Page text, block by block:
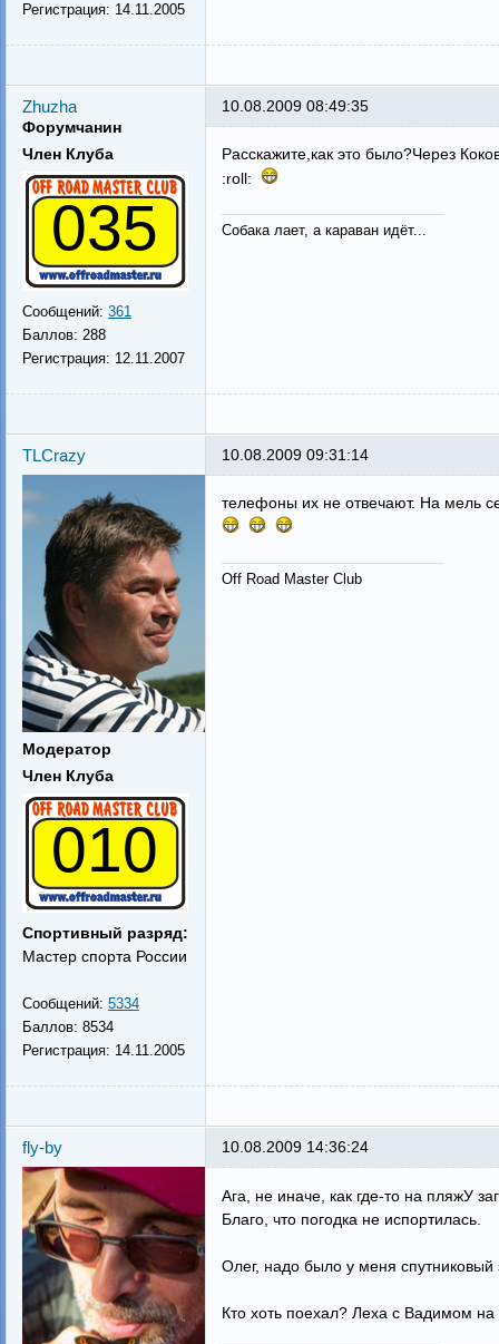
Регистрация: 14.11.2005
Zhuzha
Форумчанин
Член Клуба
035
Сообщений: 361
Баллов: 288
Регистрация: 12.11.2007
10.08.2009 08:49:35
Расскажите,как это было?Через
:roll:
Собака лает, а караван идёт...
TLCrazy
Модератор
Член Клуба
010
Спортивный разряд:
Мастер спорта России
Сообщений: 5334
Баллов: 8534
Регистрация: 14.11.2005
10.08.2009 09:31:14
телефоны их не отвечают. На мель
Off Road Master Club
fly-by 10.08.2009 14:36:24
Ага, не иначе, как где-то на пляжУ
Благо, что погодка не испортилась.
Олег, надо было у меня спутниковый
Кто хоть поехал? Леха с Вадимом